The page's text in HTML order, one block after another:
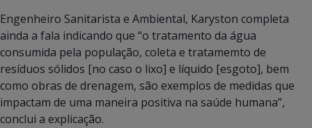
Engenheiro Sanitarista e Ambiental, Karyston completa
ainda a fala indicando que “o tratamento da água
consumida pela população, coleta e tratamemto de
resíduos sólidos [no caso o lixo] e líquido [esgoto], bem
como obras de drenagem, são exemplos de medidas que
impactam de uma maneira positiva na saúde humana”,
conclui a explicação.